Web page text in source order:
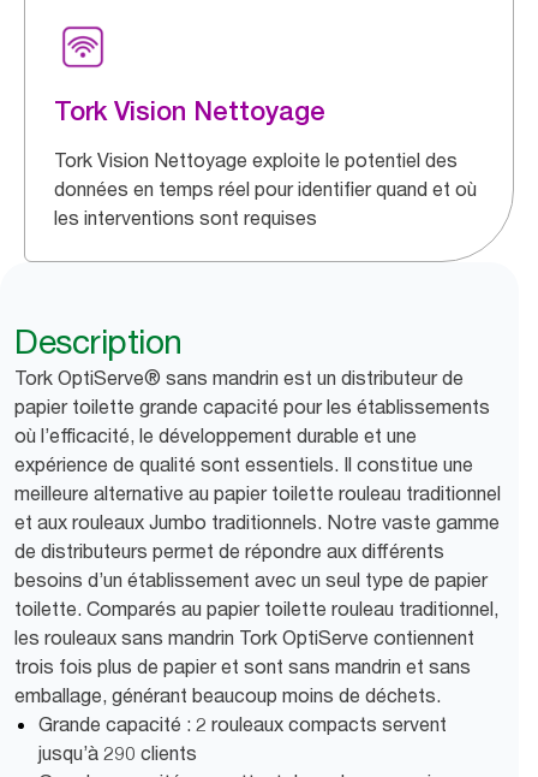
Tork Vision Nettoyage
Tork Vision Nettoyage exploite le potentiel des
données en temps réel pour identifier quand et où
les interventions sont requises
Description
Tork OptiServe® sans mandrin est un distributeur de
papier toilette grande capacité pour les établissements
où l’efficacité, le développement durable et une
expérience de qualité sont essentiels. Il constitue une
meilleure alternative au papier toilette rouleau traditionnel
et aux rouleaux Jumbo traditionnels. Notre vaste gamme
de distributeurs permet de répondre aux différents
besoins d’un établissement avec un seul type de papier
toilette. Comparés au papier toilette rouleau traditionnel,
les rouleaux sans mandrin Tork OptiServe contiennent
trois fois plus de papier et sont sans mandrin et sans
emballage, générant beaucoup moins de déchets.
Grande capacité : 2 rouleaux compacts servent
jusqu’à 290 clients